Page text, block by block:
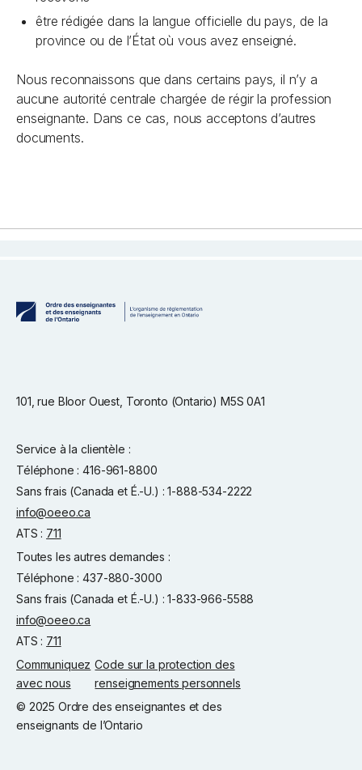
être rédigée dans la langue officielle du pays, de la
province ou de l’État où vous avez enseigné.
Nous reconnaissons que dans certains pays, il n’y a
aucune autorité centrale chargée de régir la profession
enseignante. Dans ce cas, nous acceptons d’autres
documents.
101, rue Bloor Ouest, Toronto (Ontario) M5S 0A1
Service à la clientèle :
Téléphone : 416-961-8800
Sans frais (Canada et É.-U.) : 1-888-534-2222
info@oeeo.ca
ATS : 711
Toutes les autres demandes :
Téléphone : 437-880-3000
Sans frais (Canada et É.-U.) : 1-833-966-5588
info@oeeo.ca
ATS : 711
Communiquez
avec nous
Code sur la protection des
renseignements personnels
© 2025 Ordre des enseignantes et des
enseignants de l’Ontario